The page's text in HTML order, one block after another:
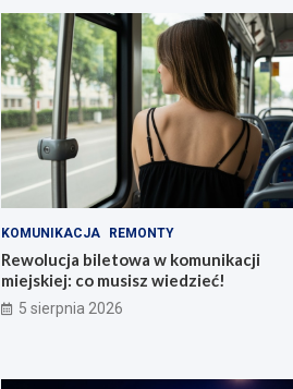
KOMUNIKACJA REMONTY
Rewolucja biletowa w komunikacji
miejskiej: co musisz wiedzieć!
5 sierpnia 2026